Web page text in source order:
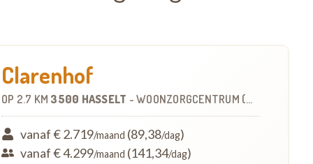
Clarenhof
OP 2.7 KM 3500 HASSELT -WOONZORGCENTRUM (WZC)
vanaf € 2.719/maand (89,38/dag)
vanaf € 4.299/maand (141,34/dag)